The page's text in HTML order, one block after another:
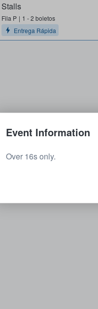
Stalls
Fila P
1 - 2 boletos
Entrega Rápida
Event Information
Over 16s only.